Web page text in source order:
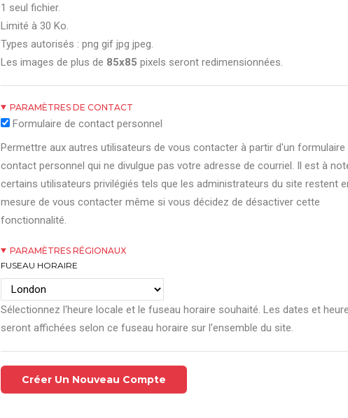
1 seul fichier.
Limité à 30 Ko.
Types autorisés : png gif jpg jpeg.
Les images de plus de 85x85 pixels seront redimensionnées.
PARAMÈTRES DE CONTACT
Formulaire de contact personnel
Permettre aux autres utilisateurs de vous contacter à partir d'un formulaire
contact personnel qui ne divulgue pas votre adresse de courriel. Il est à
certains utilisateurs privilégiés tels que les administrateurs du site restent
mesure de vous contacter même si vous décidez de désactiver cette
fonctionnalité.
PARAMÈTRES RÉGIONAUX
FUSEAU HORAIRE
Sélectionnez l'heure locale et le fuseau horaire souhaité. Les dates et
seront affichées selon ce fuseau horaire sur l'ensemble du site.